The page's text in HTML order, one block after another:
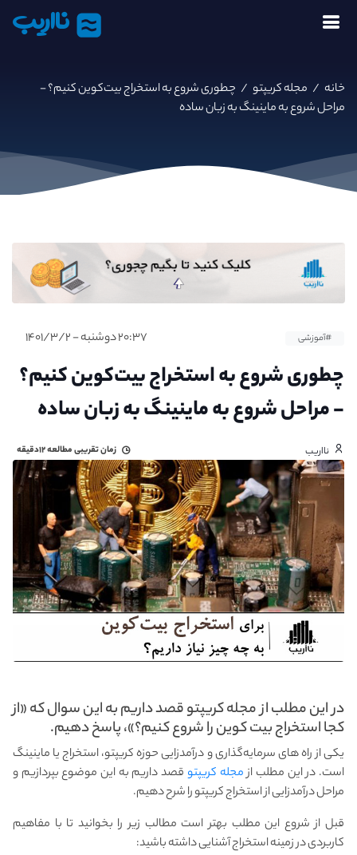
نااریب
خانه / مجله کریپتو / چطوری شروع به استخراج بیت‌کوین کنیم؟ -
مراحل شروع به ماینینگ به زبان ساده
#آموزشی ۲۰:۳۷ دوشنبه - ۱۴۰۱/۳/۲
چطوری شروع به استخراج بیت‌کوین کنیم؟
- مراحل شروع به ماینینگ به زبان ساده
نااریب زمان تقریبی مطالعه۱۲دقیقه
در این مطلب از مجله کریپتو قصد داریم به این سوال که «از
کجا استخراج بیت کوین را شروع کنیم؟»، پاسخ دهیم.
یکی از راه های سرمایه‌گذاری و درآمدزایی حوزه کریپتو، استخراج یا ماینینگ
است. در این مطلب ازمجله کریپتو قصد داریم به این موضوع بپردازیم و
مراحل درآمدزایی از استخراج کریپتو را شرح دهیم.
قبل از شروع این مطلب بهتر است مطالب زیر را بخوانید تا با مفاهیم
کاربردی در زمینه استخراج آشنایی داشته باشید: